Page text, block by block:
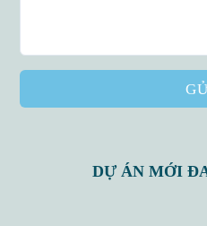
DỰ ÁN MỚI